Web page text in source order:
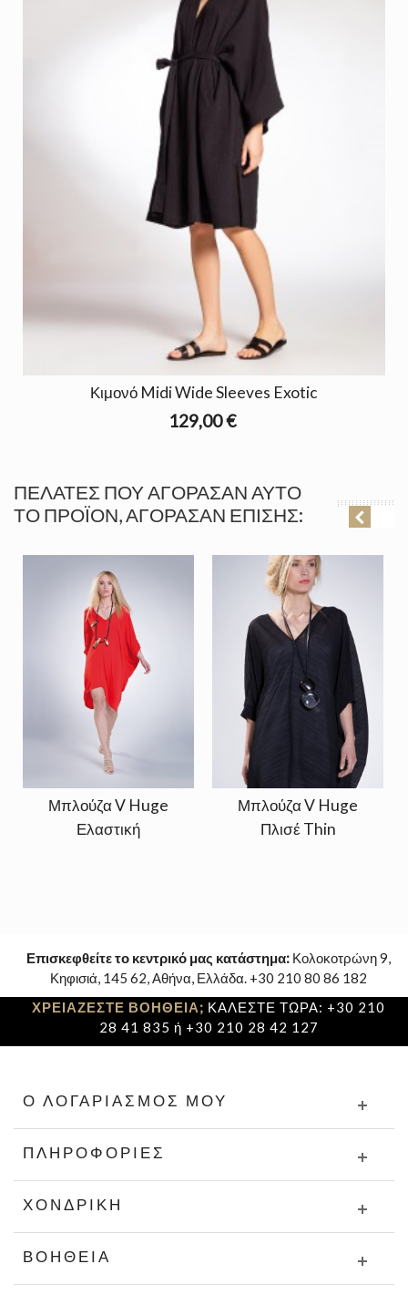
Κιμονό Midi Wide Sleeves Exotic
129,00 €
ΠΕΛΆΤΕΣ ΠΟΥ ΑΓΌΡΑΣΑΝ ΑΥΤΌ
ΤΟ ΠΡΟΪΌΝ, ΑΓΌΡΑΣΑΝ ΕΠΊΣΗΣ:
Μπλούζα V Huge
Ελαστική
Μπλούζα V Huge
Πλισέ Thin
Επισκεφθείτε το κεντρικό μας κατάστημα: Κολοκοτρώνη 9,
Κηφισιά, 145 62, Αθήνα, Ελλάδα. +30 210 80 86 182
ΧΡΕΙΑΖΕΣΤΕ ΒΟΗΘΕΙΑ; ΚΑΛΕΣΤΕ ΤΩΡΑ: +30 210
28 41 835 ή +30 210 28 42 127
Ο ΛΟΓΑΡΙΑΣΜΌΣ ΜΟΥ
ΠΛΗΡΟΦΟΡΊΕΣ
ΧΟΝΔΡΙΚΉ
ΒΟΉΘΕΙΑ